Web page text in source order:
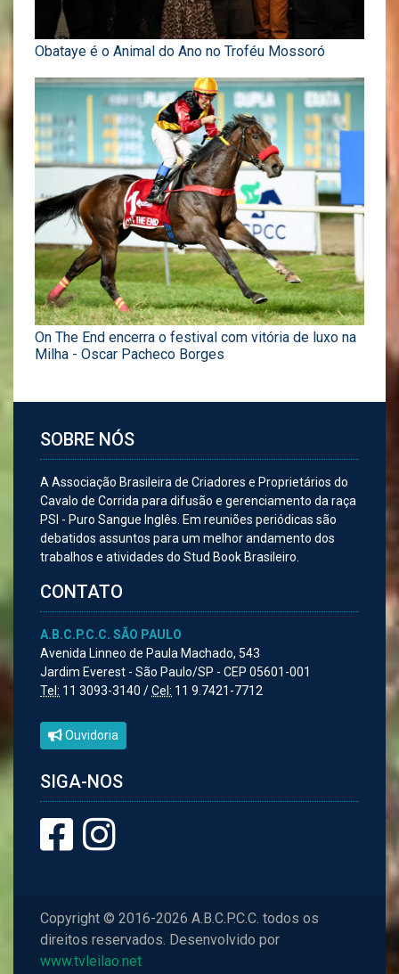
Obataye é o Animal do Ano no Troféu Mossoró
On The End encerra o festival com vitória de luxo na
Milha - Oscar Pacheco Borges
SOBRE NÓS
A Associação Brasileira de Criadores e Proprietários do
Cavalo de Corrida para difusão e gerenciamento da raça
PSI - Puro Sangue Inglês. Em reuniões periódicas são
debatidos assuntos para um melhor andamento dos
trabalhos e atividades do Stud Book Brasileiro.
CONTATO
A.B.C.P.C.C. SÃO PAULO
Avenida Linneo de Paula Machado, 543
Jardim Everest - São Paulo/SP - CEP 05601-001
Tel: 11 3093-3140 /Cel: 11 9.7421-7712
Ouvidoria
SIGA-NOS
Copyright © 2016-2026 A.B.C.P.C.C. todos os
direitos reservados. Desenvolvido por
www.tvleilao.net